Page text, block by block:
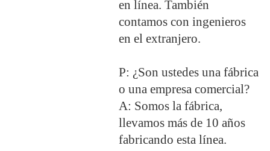
en línea. También
contamos con ingenieros
en el extranjero.
P: ¿Son ustedes una fábrica
o una empresa comercial?
A: Somos la fábrica,
llevamos más de 10 años
fabricando esta línea.